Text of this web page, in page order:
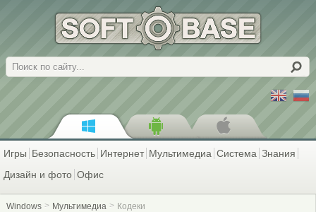
Поиск
Игры Безопасность Интернет Мультимедиа Система Знания
Дизайн и фото Офис
Windows Мультимедиа Кодеки